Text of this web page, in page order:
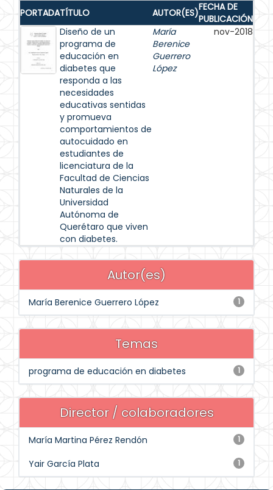
PORTADATÍTULO AUTOR(ES)FECHA DE
PUBLICACIÓN
Diseño de un
programa de
educación en
diabetes que
responda a las
necesidades
educativas sentidas
y promueva
comportamientos de
autocuidado en
estudiantes de
licenciatura de la
Facultad de Ciencias
Naturales de la
Universidad
Autónoma de
Querétaro que viven
con diabetes.
María
Berenice
Guerrero
López
nov-2018
Autor(es)
1
María Berenice Guerrero López
Temas
1
programa de educación en diabetes
Director / colaboradores
1
María Martina Pérez Rendón
1
Yair García Plata